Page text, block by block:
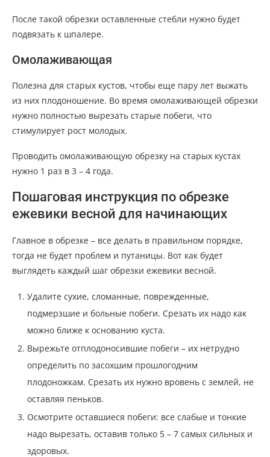
После такой обрезки оставленные стебли нужно будет
подвязать к шпалере.
Омолаживающая
Полезна для старых кустов, чтобы еще пару лет выжать
из них плодоношение. Во время омолаживающей обрезки
нужно полностью вырезать старые побеги, что
стимулирует рост молодых.
Проводить омолаживающую обрезку на старых кустах
нужно 1 раз в 3 – 4 года.
Пошаговая инструкция по обрезке
ежевики весной для начинающих
Главное в обрезке – все делать в правильном порядке,
тогда не будет проблем и путаницы. Вот как будет
выглядеть каждый шаг обрезки ежевики весной.
Удалите сухие, сломанные, поврежденные,
подмерзшие и больные побеги. Срезать их надо как
можно ближе к основанию куста.
Вырежьте отплодоносившие побеги – их нетрудно
определить по засохшим прошлогодним
плодоножкам. Срезать их нужно вровень с землей, не
оставляя пеньков.
Осмотрите оставшиеся побеги: все слабые и тонкие
надо вырезать, оставив только 5 – 7 самых сильных и
здоровых.